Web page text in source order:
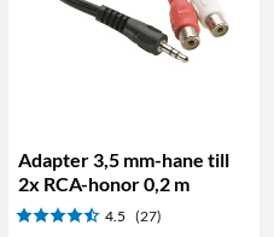
Adapter 3,5 mm-hane till
2x RCA-honor 0,2 m
4.5 (27)